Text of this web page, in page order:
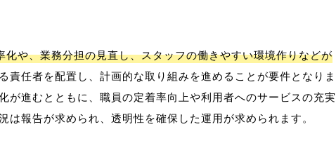
や、業務分担の見直し、スタッフの働きやすい環境作りなどが
責任者を配置し、計画的な取り組みを進めることが要件となりま
が進むとともに、職員の定着率向上や利用者へのサービスの充実